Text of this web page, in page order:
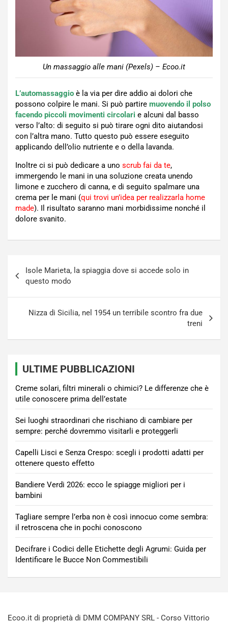
Un massaggio alle mani (Pexels) – Ecoo.it
L’automassaggio è la via per dire addio ai dolori che
possono colpire le mani. Si può partire muovendo il polso
facendo piccoli movimenti circolari e alcuni dal basso
verso l’alto: di seguito si può tirare ogni dito aiutandosi
con l’altra mano. Tutto questo può essere eseguito
applicando dell’olio nutriente e o della lavanda.
Inoltre ci si può dedicare a uno scrub fai da te,
immergendo le mani in una soluzione creata unendo
limone e zucchero di canna, e di seguito spalmare una
crema per le mani (qui trovi un’idea per realizzarla home
made). Il risultato saranno mani morbidissime nonché il
dolore svanito.
articoli
Isole Marieta, la spiaggia dove si accede solo in
questo modo
Nizza di Sicilia, nel 1954 un terribile scontro fra due
treni
ULTIME PUBBLICAZIONI
Creme solari, filtri minerali o chimici? Le differenze che è
utile conoscere prima dell’estate
Sei luoghi straordinari che rischiano di cambiare per
sempre: perché dovremmo visitarli e proteggerli
Capelli Lisci e Senza Crespo: scegli i prodotti adatti per
ottenere questo effetto
Bandiere Verdi 2026: ecco le spiagge migliori per i
bambini
Tagliare sempre l’erba non è così innocuo come sembra:
il retroscena che in pochi conoscono
Decifrare i Codici delle Etichette degli Agrumi: Guida per
Identificare le Bucce Non Commestibili
Ecoo.it di proprietà di DMM COMPANY SRL - Corso Vittorio